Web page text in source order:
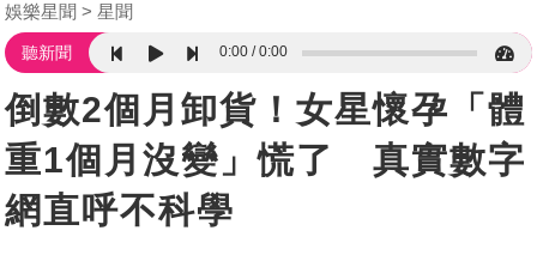
娛樂星聞 星聞
聽新聞 0:00 0:00
倒數2個月卸貨！女星懷孕「體
重1個月沒變」慌了 真實數字
網直呼不科學